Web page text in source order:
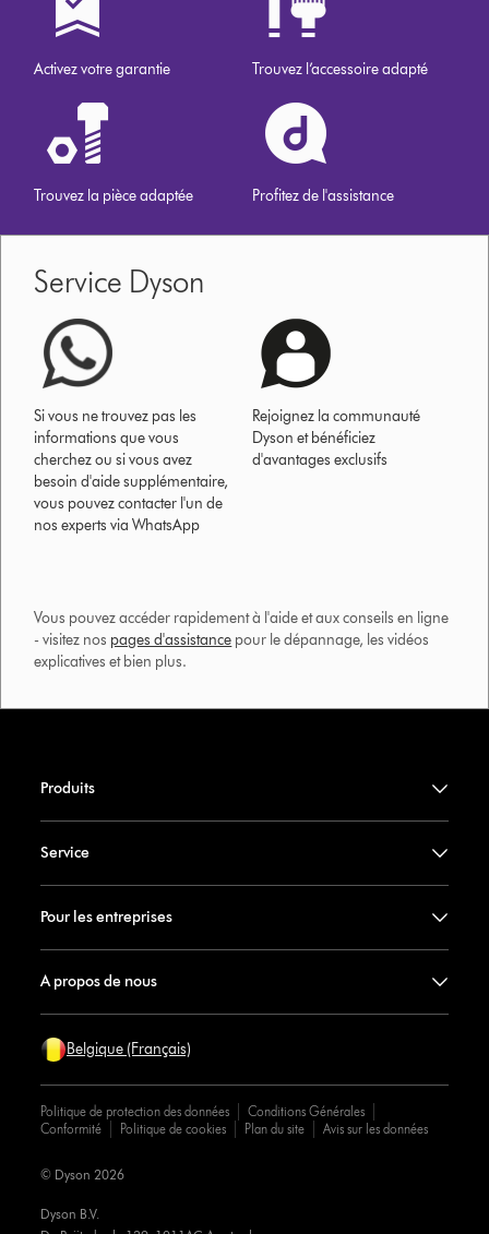
Activez votre garantie Trouvez l’accessoire adapté
Trouvez la pièce adaptée Profitez de l'assistance
Service Dyson
Si vous ne trouvez pas les
informations que vous
cherchez ou si vous avez
besoin d'aide supplémentaire,
vous pouvez contacter l'un de
nos experts via WhatsApp
Rejoignez la communauté
Dyson et bénéficiez
d'avantages exclusifs
Vous pouvez accéder rapidement à l'aide et aux conseils en ligne
- visitez nos pages d'assistance pour le dépannage, les vidéos
explicatives et bien plus.​
Produits
Service
Pour les entreprises
A propos de nous
Belgique (Français)
Politique de protection des données
Conditions Générales
Conformité
Politique de cookies Plan du site Avis sur les données
Dyson B.V.
© Dyson 2026